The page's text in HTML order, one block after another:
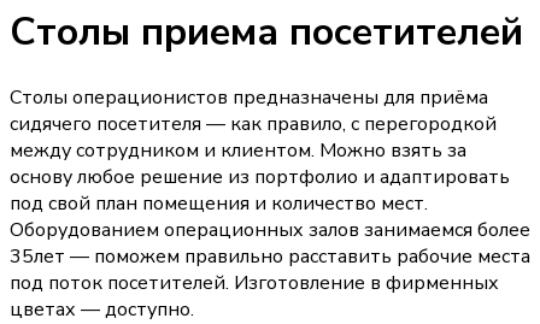
Столы приема посетителей
Столы операционистов предназначены для приёма
сидячего посетителя — как правило, с перегородкой
между сотрудником и клиентом. Можно взять за
основу любое решение из портфолио и адаптировать
под свой план помещения и количество мест.
Оборудованием операционных залов занимаемся более
35лет — поможем правильно расставить рабочие места
под поток посетителей. Изготовление в фирменных
цветах — доступно.